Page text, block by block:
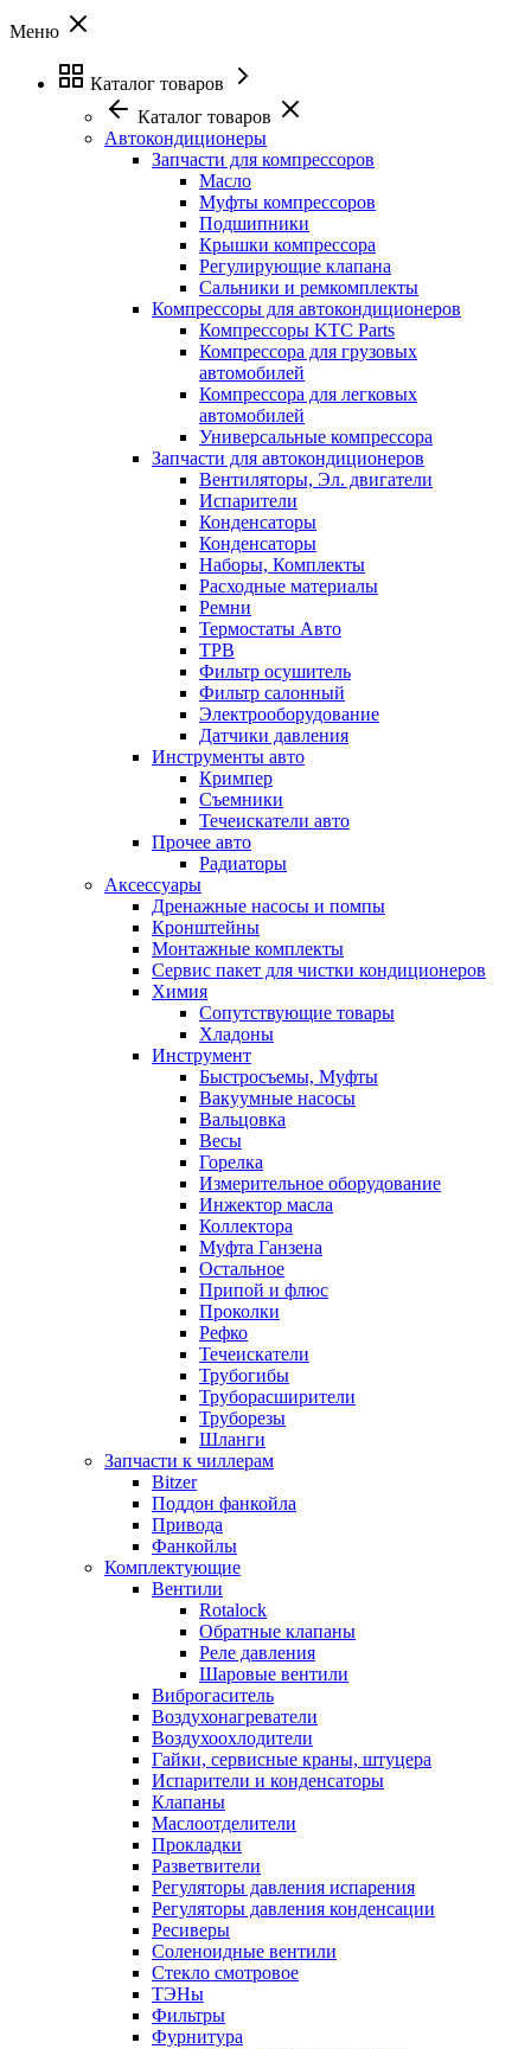
Меню
Каталог товаров
Каталог товаров
Автокондиционеры
Запчасти для компрессоров
Масло
Муфты компрессоров
Подшипники
Крышки компрессора
Регулирующие клапана
Сальники и ремкомплекты
Компрессоры для автокондиционеров
Компрессоры KTC Parts
Компрессора для грузовых
автомобилей
Компрессора для легковых
автомобилей
Универсальные компрессора
Запчасти для автокондиционеров
Вентиляторы, Эл. двигатели
Испарители
Конденсаторы
Конденсаторы
Наборы, Комплекты
Расходные материалы
Ремни
Термостаты Авто
ТРВ
Фильтр осушитель
Фильтр салонный
Электрооборудование
Датчики давления
Инструменты авто
Кримпер
Съемники
Течеискатели авто
Прочее авто
Радиаторы
Аксессуары
Дренажные насосы и помпы
Кронштейны
Монтажные комплекты
Сервис пакет для чистки кондиционеров
Химия
Сопутствующие товары
Хладоны
Инструмент
Быстросъемы, Муфты
Вакуумные насосы
Вальцовка
Весы
Горелка
Измерительное оборудование
Инжектор масла
Коллектора
Муфта Ганзена
Остальное
Припой и флюс
Проколки
Рефко
Течеискатели
Трубогибы
Труборасширители
Труборезы
Шланги
Запчасти к чиллерам
Bitzer
Поддон фанкойла
Привода
Фанкойлы
Комплектующие
Вентили
Rotalock
Обратные клапаны
Реле давления
Шаровые вентили
Виброгаситель
Воздухонагреватели
Воздухоохлодители
Гайки, сервисные краны, штуцера
Испарители и конденсаторы
Клапаны
Маслоотделители
Прокладки
Разветвители
Регуляторы давления испарения
Регуляторы давления конденсации
Ресиверы
Соленоидные вентили
Стекло смотровое
ТЭНы
Фильтры
Фурнитура